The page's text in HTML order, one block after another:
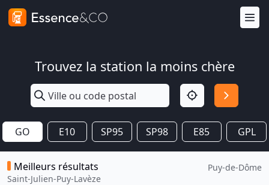
Trouvez la station la moins chère
GO E10 SP95 SP98 E85 GPL
Meilleurs résultats
Saint-Julien-Puy-Lavèze
Puy-de-Dôme